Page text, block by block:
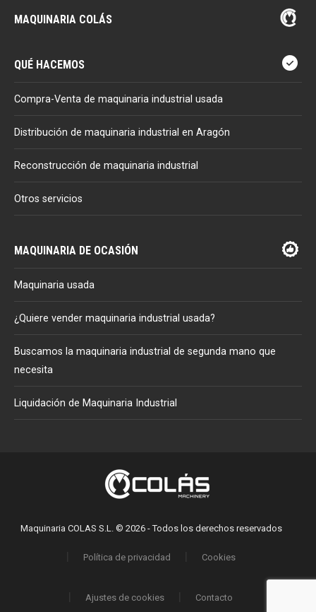
MAQUINARIA COLÁS
QUÉ HACEMOS
Compra-Venta de maquinaria industrial usada
Distribución de maquinaria industrial en Aragón
Reconstrucción de maquinaria industrial
Otros servicios
MAQUINARIA DE OCASIÓN
Maquinaria usada
¿Quiere vender maquinaria industrial usada?
Buscamos la maquinaria industrial de segunda mano que
necesita
Liquidación de Maquinaria Industrial
Maquinaria COLAS S.L. © 2026 - Todos los derechos reservados
Política de privacidad Cookies
Ajustes de cookies Contacto